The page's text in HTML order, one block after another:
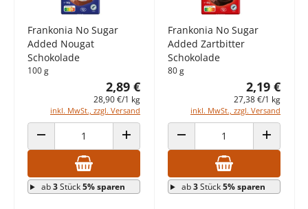
Frankonia No Sugar
Added Nougat
Schokolade
100 g
2,89 €
28,90 €/1 kg
inkl. MwSt., zzgl. Versand
ANZAHL VERRINGERN ANZAHL ERHÖHEN
ab3Stück5% sparen
Frankonia No Sugar
Added Zartbitter
Schokolade
80 g
2,19 €
27,38 €/1 kg
inkl. MwSt., zzgl. Versand
ANZAHL VERRINGERN ANZAHL
ab3Stück5% sparen